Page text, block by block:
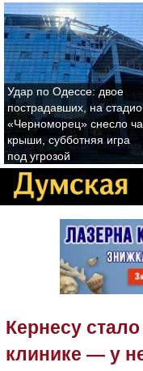
Удар по Одессе: двое
пострадавших, на
«Черноморец» снесло
крыши, субботняя игра
под угрозой
Кернесу
клинике — у